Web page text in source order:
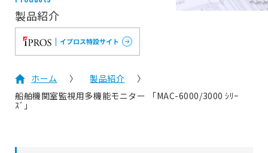
製品紹介
ホーム
製品紹介
船舶機関室監視用多機能モニター 「MAC-6000/3000 ｼﾘｰ
ｽﾞ」